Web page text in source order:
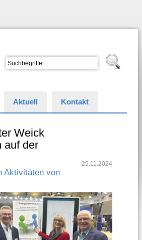
Aktuell Kontakt
Weick
auf der
Aktivitäten von
25.11.2024